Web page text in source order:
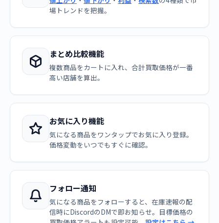
場トレンドを把握。
まとめ比較機能
複数商品をカートに入れ、合計買取価格が一番
高い店舗を算出。
お気に入り機能
気になる商品をワンタップでお気に入り登録。
価格変動をいつでもすぐに確認。
フォロー通知
気になる商品をフォローすると、在庫速報の配
信時にDiscordのDMで即お知らせ。目標価格の